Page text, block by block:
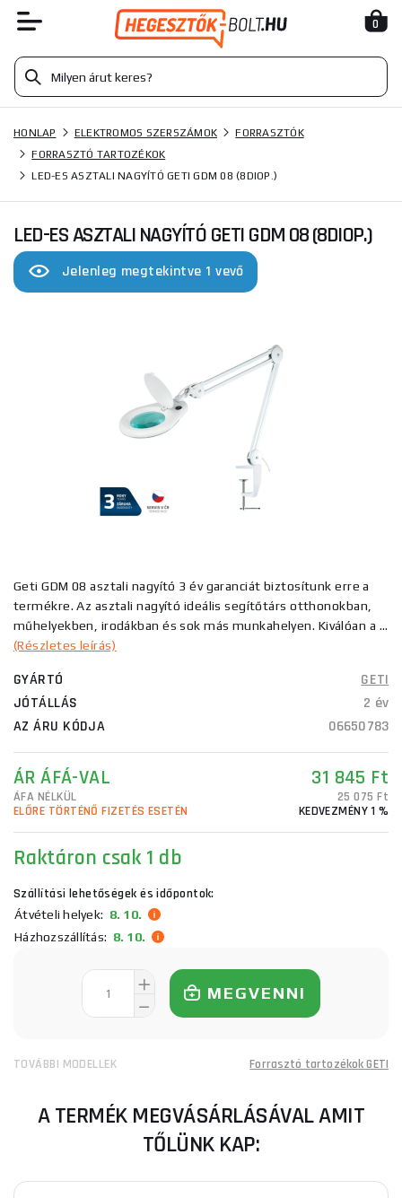
0
HONLAP ELEKTROMOS SZERSZÁMOK
FORRASZTÓK
FORRASZTÓ TARTOZÉKOK
LED-ES ASZTALI NAGYÍTÓ GETI GDM 08 (8DIOP.)
LED-ES ASZTALI NAGYÍTÓ GETI GDM 08 (8DIOP.)
Jelenleg megtekintve 1 vevő
Geti GDM 08 asztali nagyító 3 év garanciát biztosítunk erre a
termékre. Az asztali nagyító ideális segítőtárs otthonokban,
műhelyekben, irodákban és sok más munkahelyen. Kiválóan a ...
(Részletes leírás)
GYÁRTÓ
GETI
JÓTÁLLÁS
2 év
AZ ÁRU KÓDJA
06650783
ÁR ÁFÁ-VAL 31 845 Ft
ÁFA NÉLKÜL
25 075 Ft
ELŐRE TÖRTÉNŐ FIZETÉS ESETÉN
KEDVEZMÉNY 1 %
Raktáron csak 1 db
Szállítási lehetőségek és időpontok:
Átvételi helyek: 8. 10.
Házhozszállítás: 8. 10.
MEGVENNI
TOVÁBBI MODELLEK Forrasztó tartozékok GETI
A TERMÉK MEGVÁSÁRLÁSÁVAL AMIT
TŐLÜNK KAP: